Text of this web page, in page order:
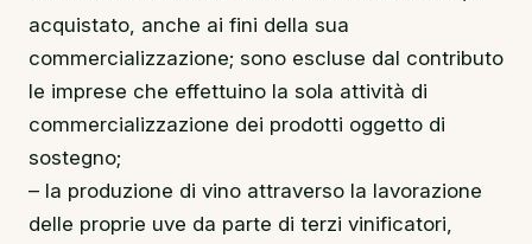
acquistato, anche ai fini della sua
commercializzazione; sono escluse dal contributo
le imprese che effettuino la sola attività di
commercializzazione dei prodotti oggetto di
sostegno;
– la produzione di vino attraverso la lavorazione
delle proprie uve da parte di terzi vinificatori,